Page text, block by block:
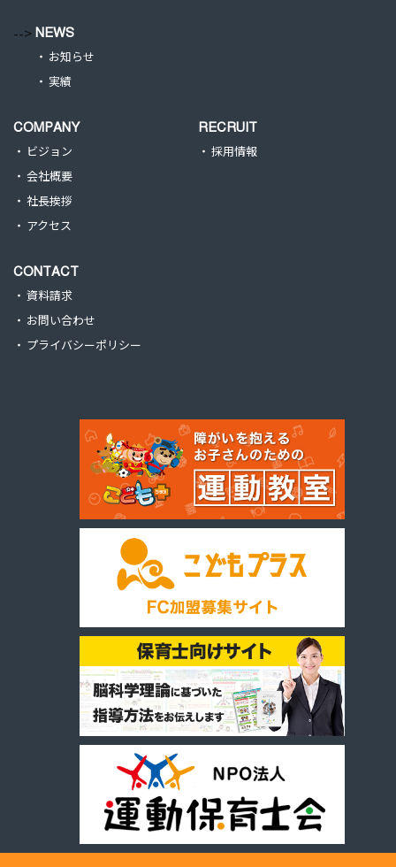
--> NEWS
お知らせ
実績
COMPANY
ビジョン
会社概要
社長挨拶
アクセス
RECRUIT
採用情報
CONTACT
資料請求
お問い合わせ
プライバシーポリシー